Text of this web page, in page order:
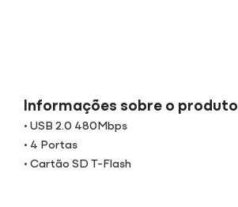
Informações sobre o produto
• USB 2.0 480Mbps
• 4 Portas
• Cartão SD T-Flash